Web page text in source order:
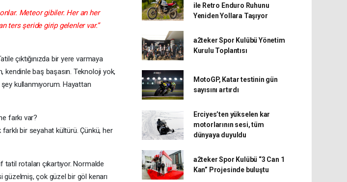
Meteor gibiler. Her an her
ters şeride girip gelenler var.”
çıktığınızda bir yere varmaya
kendinle baş başasın. Teknoloji yok,
kullanmıyorum. Hayattan
farkı var?
bir seyahat kültürü. Çünkü, her
rotaları çıkartıyor. Normalde
güzelmiş, çok güzel bir göl kenarı
ile Retro Enduro Ruhunu
Yeniden Yollara Taşıyor
a2teker Spor Kulübü Yönetim
Kurulu Toplantısı
MotoGP, Katar testinin gün
sayısını artırdı
Erciyes’ten yükselen kar
motorlarının sesi, tüm
dünyaya duyuldu
a2teker Spor Kulübü “3 Can 1
Kan” Projesinde buluştu